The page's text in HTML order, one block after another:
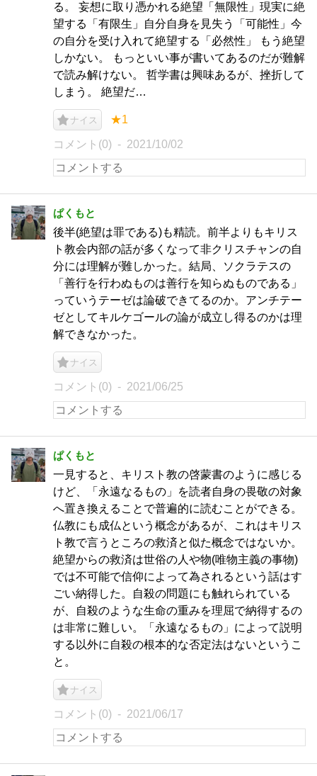
る。 妄想に取り憑かれる絶望「無限性」現実に絶
望する「有限生」自分自身を見失う「可能性」今
の自分を受け入れて絶望する「必然性」 もう絶望
しかない。 もっといい事が書いてあるのだが難解
で読み解けない。 哲学書は興味あるが、挫折して
しまう。 絶望だ…
ナイス ★1
コメント(0) 2021/10/02
ぱくもと
後半(絶望は罪である)も精読。前半よりもキリス
ト教会内部の話が多くなって非クリスチャンの自
分には理解が難しかった。結局、ソクラテスの
「善行を行わぬものは善行を知らぬものである」
っていうテーゼは論破できてるのか。アンチテー
ゼとしてキルケゴールの論が成立し得るのかは理
解できなかった。
ナイス
コメント(0) 2021/06/25
ぱくもと
一見すると、キリスト教の啓蒙書のように感じる
けど、「永遠なるもの」を読者自身の畏敬の対象
へ置き換えることで普遍的に読むことができる。
仏教にも成仏という概念があるが、これはキリス
ト教で言うところの救済と似た概念ではないか。
絶望からの救済は世俗の人や物(唯物主義の事物)
では不可能で信仰によって為されるという話はす
ごい納得した。自殺の問題にも触れられている
が、自殺のような生命の重みを理屈で納得するの
は非常に難しい。「永遠なるもの」によって説明
する以外に自殺の根本的な否定法はないというこ
と。
ナイス
コメント(0) 2021/06/17